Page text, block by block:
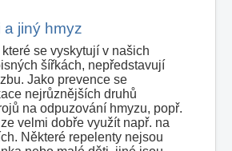
a jiný hmyz
které se vyskytují v našich
šířkách, nepředstavují
Jako prevence se
nejrůznějších druhů
na odpuzování hmyzu, popř.
velmi dobře využít např. na
Některé repelenty nejsou